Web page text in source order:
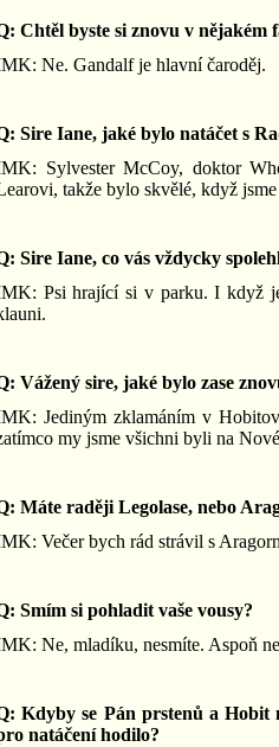
Chtěl byste si znovu v nějakém
Ne. Gandalf je hlavní čaroděj.
Sire Iane, jaké bylo natáčet s
Sylvester McCoy, doktor
takže bylo skvělé, když
Sire Iane, co vás vždycky
Psi hrající si v parku. I když
Vážený sire, jaké bylo zase
Jediným zklamáním v
my jsme všichni byli na
Máte raději Legolase, nebo
Večer bych rád strávil s
Smím si pohladit vaše vousy?
Ne, mladíku, nesmíte. Aspoň
Kdyby se Pán prstenů a Hobit
natáčení hodilo?